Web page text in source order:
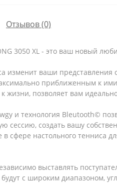
Отзывов (0)
3050 XL - это ваш новый
изменит ваши
приближенным к
позволяет вам
и технология Bleutooth©
сессию, создать вашу
сфере настольного тенниса
выставлять
с широким диапазоном,